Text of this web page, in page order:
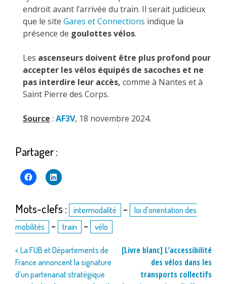
endroit avant l’arrivée du train. Il serait judicieux
que le site Gares et Connections indique la
présence de goulottes vélos.
Les ascenseurs doivent être plus profond pour
accepter les vélos équipés de sacoches et ne
pas interdire leur accès, comme à Nantes et à
Saint Pierre des Corps.
Source : AF3V, 18 novembre 2024.
Partager :
Mots-clefs : intermodalité -
loi d'orientation des
mobilités
- train - vélo
Navigation
de
< La FUB et Départements de
France annoncent la signature
d’un partenariat stratégique
[Livre blanc] L’accessibilité
des vélos dans les
transports collectifs